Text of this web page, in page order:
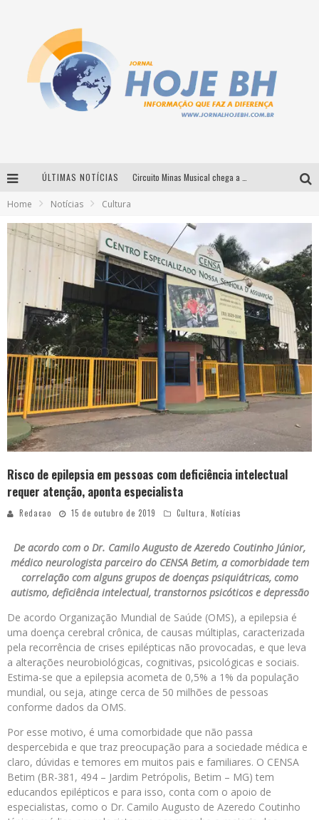
ÚLTIMAS NOTÍCIAS
Milton Guedes traz turnê “Milton Canta Lulu” a Belo Horizonte
Home Notícias Cultura
Risco de epilepsia em pessoas com deficiência intelectual
requer atenção, aponta especialista
Redacao 15 de outubro de 2019 Cultura Notícias
De acordo com o Dr. Camilo Augusto de Azeredo Coutinho Júnior,
médico neurologista parceiro do CENSA Betim, a comorbidade tem
correlação com alguns grupos de doenças psiquiátricas, como
autismo, deficiência intelectual, transtornos psicóticos e depressão
De acordo Organização Mundial de Saúde (OMS), a epilepsia é
uma doença cerebral crônica, de causas múltiplas, caracterizada
pela recorrência de crises epilépticas não provocadas, e que leva
a alterações neurobiológicas, cognitivas, psicológicas e sociais.
Estima-se que a epilepsia acometa de 0,5% a 1% da população
mundial, ou seja, atinge cerca de 50 milhões de pessoas
conforme dados da OMS.
Por esse motivo, é uma comorbidade que não passa
despercebida e que traz preocupação para a sociedade médica e
claro, dúvidas e temores em muitos pais e familiares. O CENSA
Betim (BR-381, 494 – Jardim Petrópolis, Betim – MG) tem
educandos epilépticos e para isso, conta com o apoio de
especialistas, como o Dr. Camilo Augusto de Azeredo Coutinho